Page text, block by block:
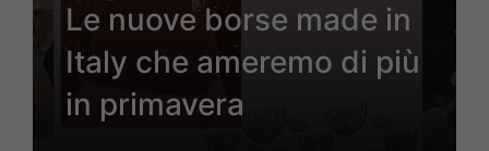
Le nuove borse made in
Italy che ameremo di più
in primavera